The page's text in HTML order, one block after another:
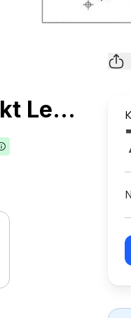
Wohnanlage der Hauptstr.34/2 4294 Sankt Leonhard bei Freistadt